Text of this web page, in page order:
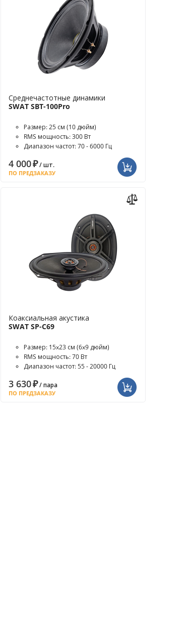
Среднечастотные динамики
SWAT SBT-100Pro
Размер: 25 см (10 дюйм)
RMS мощность: 300 Вт
Диапазон частот: 70 - 6000 Гц
4 000₽/ шт.
ПО ПРЕДЗАКАЗУ
Коаксиальная акустика
SWAT SP-C69
Размер: 15x23 см (6x9 дюйм)
RMS мощность: 70 Вт
Диапазон частот: 55 - 20000 Гц
3 630₽/ пара
ПО ПРЕДЗАКАЗУ